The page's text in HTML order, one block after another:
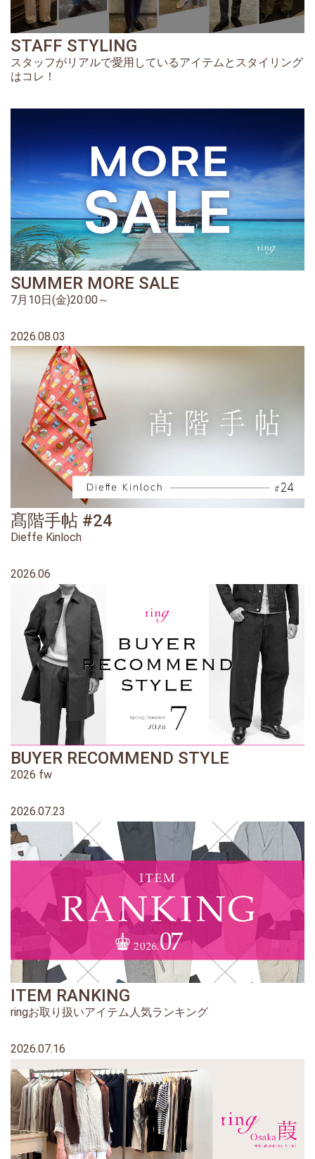
STAFF STYLING
スタッフがリアルで愛用しているアイテムとスタイリング
はコレ！
SUMMER MORE SALE
7月10日(金)20:00～
2026.08.03
髙階手帖 #24
Dieffe Kinloch
2026.06
BUYER RECOMMEND STYLE
2026 fw
2026.07.23
ITEM RANKING
ringお取り扱いアイテム人気ランキング
2026.07.16